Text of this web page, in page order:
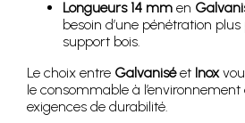
Longueurs 14 mm en
besoin d’une pénétration
support bois.
Le choix entre Galvaniséet Inox
le consommable à l’environnement
exigences de durabilité.